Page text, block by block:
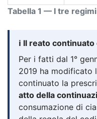
Tabella 1 — I tre
ℹ️ Il reato
Per i fatti dal 1°
2019 ha modificato
continuato la
atto della
consumazione di